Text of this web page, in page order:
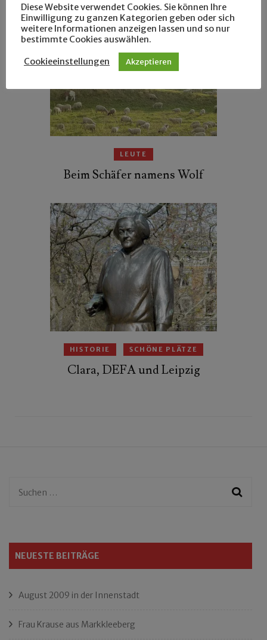
LEUTE
Beim Schäfer namens Wolf
HISTORIE SCHÖNE PLÄTZE
Clara, DEFA und Leipzig
Suchen
NEUESTE BEITRÄGE
August 2009 in der Innenstadt
Frau Krause aus Markkleeberg
Diese Website verwendet Cookies. Sie können Ihre
Einwilligung zu ganzen Kategorien geben oder sich
weitere Informationen anzeigen lassen und so nur
bestimmte Cookies auswählen.
Cookieeinstellungen Akzeptieren